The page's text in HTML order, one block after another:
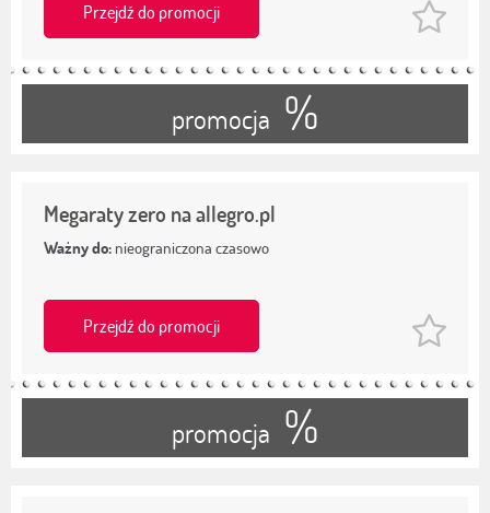
Przejdź do promocji
promocja %
Megaraty zero na allegro.pl
Ważny do: nieograniczona czasowo
Przejdź do promocji
promocja %